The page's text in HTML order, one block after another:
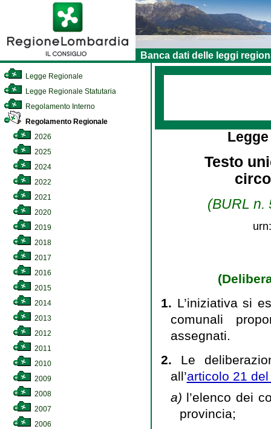
Banca dati delle leggi
Legge Regionale
Legge Regionale Statutaria
Regolamento Interno
Regolamento Regionale
2026
2025
2024
2022
2021
2020
2019
2018
2017
2016
2015
2014
2013
2012
2011
2010
2009
2008
2007
2006
Testo
(BURL n.
1. L’iniziativa si
comunali
assegnati.
2. Le
all’articolo 21
a) l’elenco dei
provincia;